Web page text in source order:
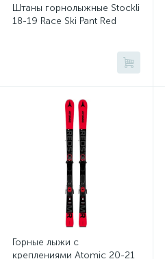
Штаны горнолыжные Stockli
18-19 Race Ski Pant Red
Горные лыжи с
креплениями Atomic 20-21